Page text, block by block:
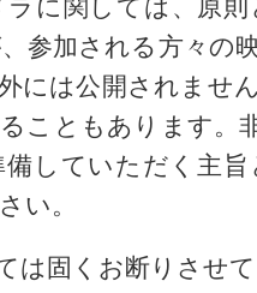
に関しては、原
参加される方々の
には公開されませ
こともあります。
していただく主
い。
は固くお断りさせ